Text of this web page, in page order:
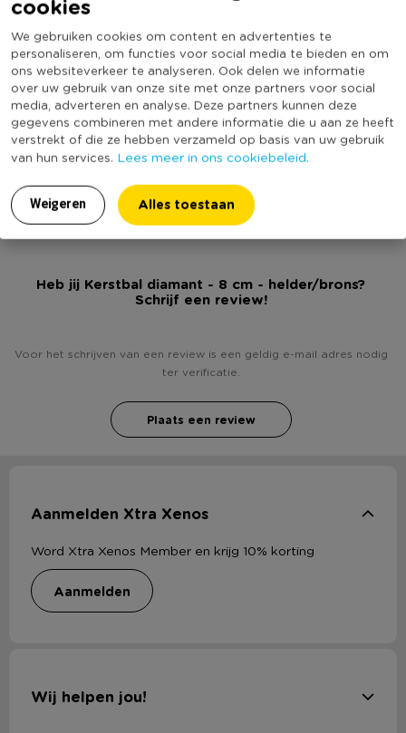
cookies
We gebruiken cookies om content en advertenties te
personaliseren, om functies voor social media te bieden en om
ons websiteverkeer te analyseren. Ook delen we informatie
over uw gebruik van onze site met onze partners voor social
media, adverteren en analyse. Deze partners kunnen deze
gegevens combineren met andere informatie die u aan ze heeft
verstrekt of die ze hebben verzameld op basis van uw gebruik
van hun services. Lees meer in ons cookiebeleid.
Weigeren Alles toestaan
Xenos.nl.
* Kersthanger diamant
* Helder/brons van kleur
* Gemaakt van glas
* Diameter van 8 cm, hoogte van 8 cm
deze alleen per 4 bestellen. Je ontvangt van beide varianten 2
stuks.
Online Only
Materiaal
Glas
Diameter (cm)
8
Producthoogte (cm)
8
Kleur
Koperkleurig
Minimale bestelhoeveelheid
5
Duurzaamheidsscore
bekend
Heb jij Kerstbal diamant - 8 cm - helder/brons?
Schrijf een review!
Voor het schrijven van een review is een geldig e-mail adres nodig
ter verificatie.
Plaats een review
Aanmelden Xtra Xenos
Word Xtra Xenos Member en krijg 10% korting
aanmelden
Wij helpen jou!